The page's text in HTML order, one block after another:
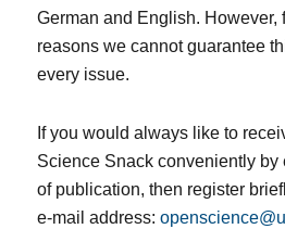
German and English. However,
reasons we cannot guarantee
every issue.
If you would always like to
Science Snack conveniently by
of publication, then register
e-mail address: